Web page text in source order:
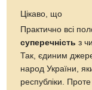
Цікаво, що
Практично всі
суперечність з
Так, єдиним
народ України,
республіки.